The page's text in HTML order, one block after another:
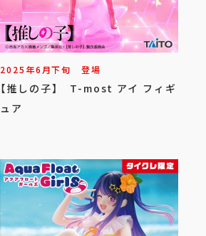
2025年6月下旬 登場
【推しの子】 T-most アイ フィギ
ュア